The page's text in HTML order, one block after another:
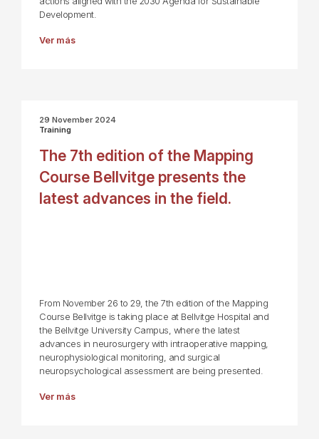
Development.
Ver más
29 November 2024
Training
The 7th edition of the Mapping
Course Bellvitge presents the
latest advances in the field.
From November 26 to 29, the 7th edition of the Mapping
Course Bellvitge is taking place at Bellvitge Hospital and
the Bellvitge University Campus, where the latest
advances in neurosurgery with intraoperative mapping,
neurophysiological monitoring, and surgical
neuropsychological assessment are being presented.
Ver más